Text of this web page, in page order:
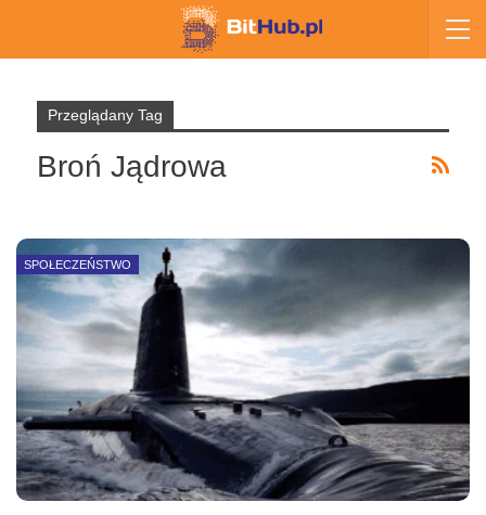
Przeglądany Tag
Broń Jądrowa
SPOŁECZEŃSTWO